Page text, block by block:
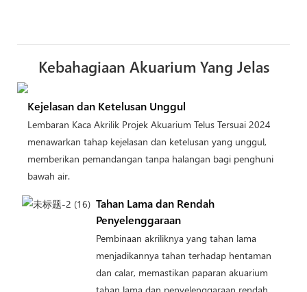
Kebahagiaan Akuarium Yang Jelas
Kejelasan dan Ketelusan Unggul
Lembaran Kaca Akrilik Projek Akuarium Telus Tersuai 2024
menawarkan tahap kejelasan dan ketelusan yang unggul,
memberikan pemandangan tanpa halangan bagi penghuni
bawah air.
Tahan Lama dan Rendah
Penyelenggaraan
Pembinaan akriliknya yang tahan lama
menjadikannya tahan terhadap hentaman
dan calar, memastikan paparan akuarium